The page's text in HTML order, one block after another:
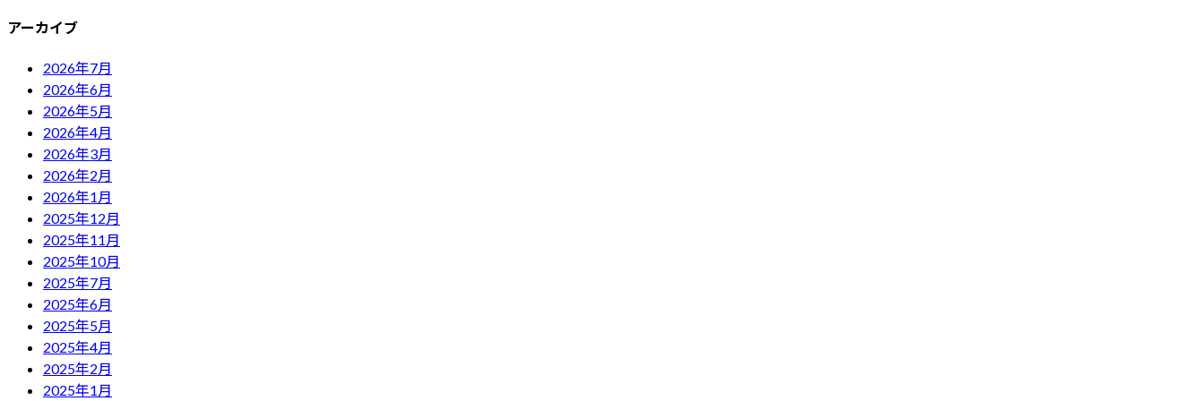
アーカイブ
2026年7月
2026年6月
2026年5月
2026年4月
2026年3月
2026年2月
2026年1月
2025年12月
2025年11月
2025年10月
2025年7月
2025年6月
2025年5月
2025年4月
2025年2月
2025年1月